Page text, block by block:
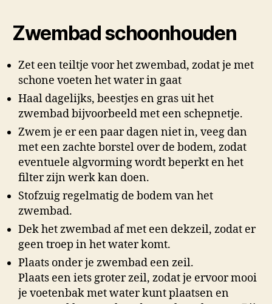
Zwembad schoonhouden
Zet een teiltje voor het zwembad, zodat je met
schone voeten het water in gaat
Haal dagelijks, beestjes en gras uit het
zwembad bijvoorbeeld met een schepnetje.
Zwem je er een paar dagen niet in, veeg dan
met een zachte borstel over de bodem, zodat
eventuele algvorming wordt beperkt en het
filter zijn werk kan doen.
Stofzuig regelmatig de bodem van het
zwembad.
Dek het zwembad af met een dekzeil, zodat er
geen troep in het water komt.
Plaats onder je zwembad een zeil.
Plaats een iets groter zeil, zodat je ervoor mooi
je voetenbak met water kunt plaatsen en